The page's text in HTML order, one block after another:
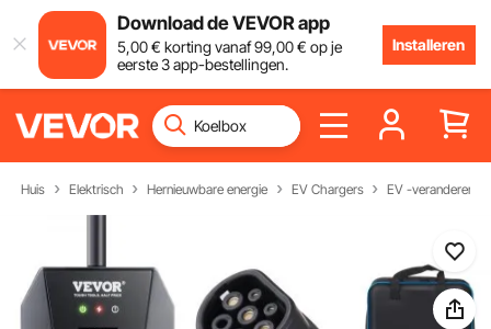
Download de VEVOR app
5,00€ korting vanaf99,00€ op je
eerste 3 app-bestellingen.
Installeren
Huis Elektrisch Hernieuwbare energie EV Chargers EV -